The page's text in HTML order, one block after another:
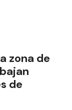
zona de
de